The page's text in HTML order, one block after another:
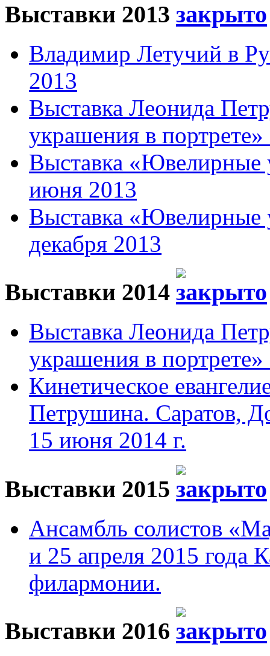
Выставки 2013
Владимир Летучий в
2013
Выставка Леонида
украшения в
Выставка «Ювелирные
июня 2013
Выставка «Ювелирные
декабря 2013
Выставки 2014
Выставка Леонида
украшения в
Кинетическое
Петрушина. Саратов,
15 июня 2014 г.
Выставки 2015
Ансамбль солистов
и 25 апреля 2015 года
филармонии.
Выставки 2016